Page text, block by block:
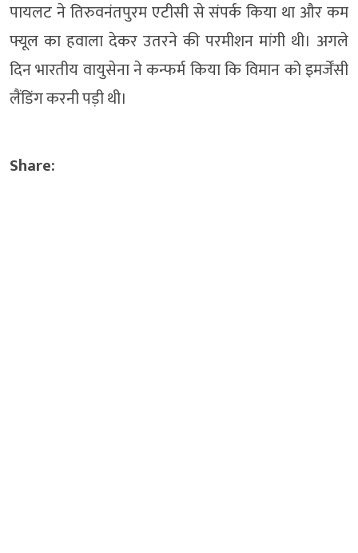
पायलट ने तिरुवनंतपुरम एटीसी से संपर्क किया था और कम
फ्यूल का हवाला देकर उतरने की परमीशन मांगी थी। अगले
दिन भारतीय वायुसेना ने कन्फर्म किया कि विमान को इमर्जेंसी
लैंडिंग करनी पड़ी थी।
Share: